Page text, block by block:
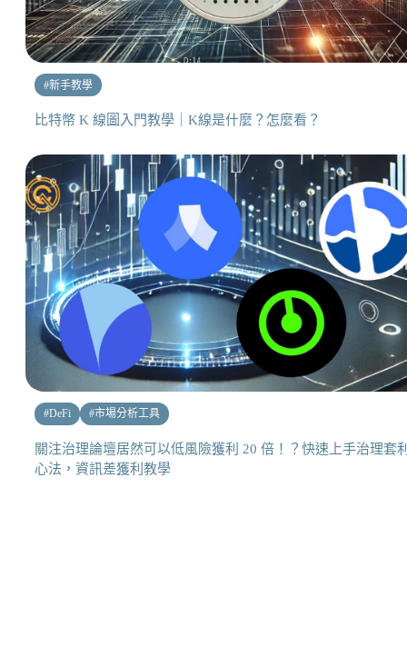
#新手教學
比特幣 K 線圖入門教學｜K線是什麼？怎麼看？
#DeFi #市場分析工具
關注治理論壇居然可以低風險獲利 20 倍！？快速上手治理套
心法，資訊差獲利教學